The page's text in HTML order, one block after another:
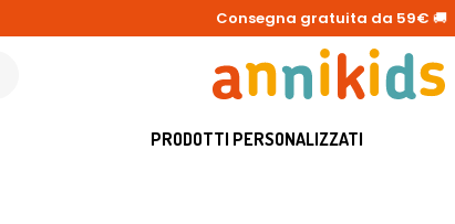
Consegna gratuita da 59€ 🚚
PRODOTTI PERSONALIZZATI